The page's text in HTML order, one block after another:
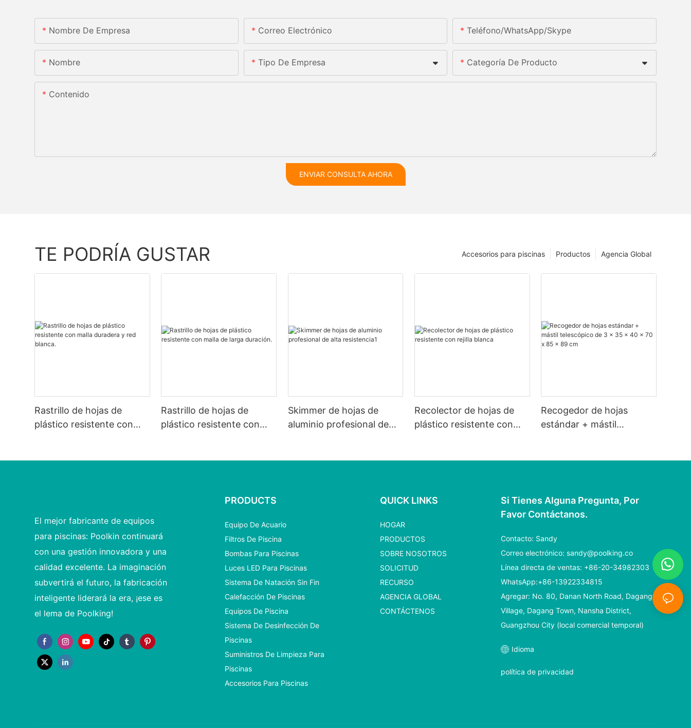
Nombre De Empresa Correo Electrónico Teléfono/WhatsApp/Skype
Nombre Tipo De Empresa Categoría De Producto
Contenido
ENVIAR CONSULTA AHORA
TE PODRÍA GUSTAR Agencia Global
Productos
Accesorios para piscinas
Rastrillo de hojas de
plástico resistente con
Rastrillo de hojas de
plástico resistente con
Skimmer de hojas de
aluminio profesional de
Recolector de hojas de
plástico resistente con
Recogedor de hojas
estándar + mástil
El mejor fabricante de equipos
para piscinas: Poolkin continuará
con una gestión innovadora y una
calidad excelente. La imaginación
subvertirá el futuro, la fabricación
inteligente liderará la era, ¡ese es
el lema de Poolking!
PRODUCTS
Equipo De Acuario
Filtros De Piscina
Bombas Para Piscinas
Luces LED Para Piscinas
Sistema De Natación Sin Fin
Calefacción De Piscinas
Equipos De Piscina
Sistema De Desinfección De
Piscinas
Suministros De Limpieza Para
Piscinas
Accesorios Para Piscinas
QUICK LINKS
HOGAR
PRODUCTOS
SOBRE NOSOTROS
SOLICITUD
RECURSO
AGENCIA GLOBAL
CONTÁCTENOS
Si Tienes Alguna Pregunta, Por
Favor Contáctanos.
Contacto: Sandy
Correo electrónico:sandy@poolking.co
Línea directa de ventas: +86-20-34982303
WhatsApp:+86-13922334815
Agregar: No. 80, Danan North Road, Dagang
Village, Dagang Town, Nansha District,
Guangzhou City (local comercial temporal)
Idioma
política de privacidad